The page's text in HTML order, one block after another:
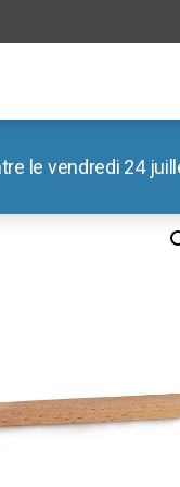
le vendredi 24
en bois